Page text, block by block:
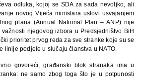
odluka, kojoj se SDA za sada nevoljko, ali
novog Vijeća ministara uslovi usvajanjem
plana (Annual National Plan – ANP) nije
njegovog izbora u Predsjedništvo BiH
prioritet prvog reda za sve stranke koje su se
linije podjele u slučaju članstva u NATO.
govoreći, građanski blok stranaka ima u
ne samo zbog toga što je u potpunosti